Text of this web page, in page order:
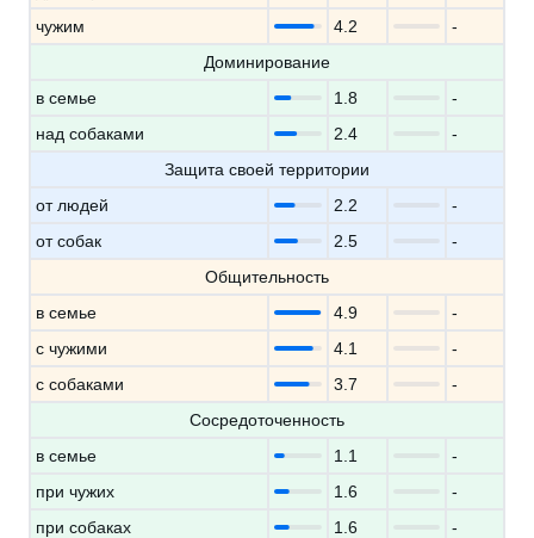
чужим
4.2
-
Доминирование
в семье
1.8
-
над собаками
2.4
-
Защита своей территории
от людей
2.2
-
от собак
2.5
-
Общительность
в семье
4.9
-
с чужими
4.1
-
с собаками
3.7
-
Сосредоточенность
в семье
1.1
-
при чужих
1.6
-
при собаках
1.6
-